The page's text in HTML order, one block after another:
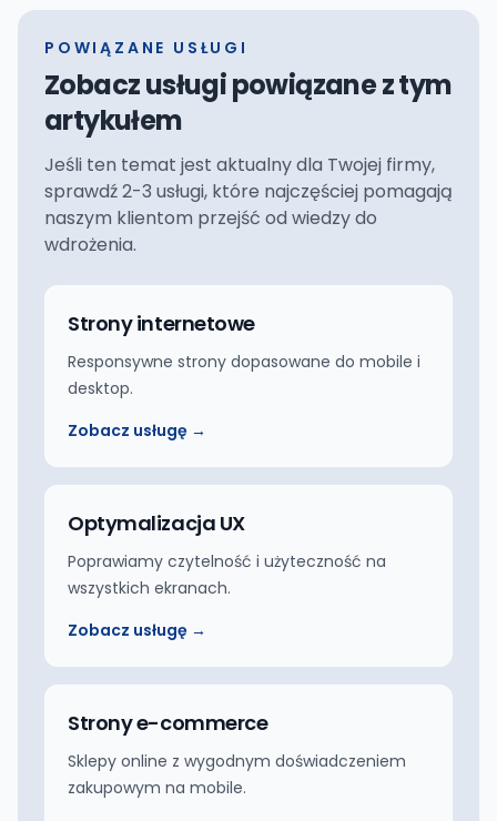
POWIĄZANE USŁUGI
Zobacz usługi powiązane z tym
artykułem
Jeśli ten temat jest aktualny dla Twojej firmy,
sprawdź 2-3 usługi, które najczęściej pomagają
naszym klientom przejść od wiedzy do
wdrożenia.
Strony internetowe
Responsywne strony dopasowane do mobile i
desktop.
Zobacz usługę →
Optymalizacja UX
Poprawiamy czytelność i użyteczność na
wszystkich ekranach.
Zobacz usługę →
Strony e-commerce
Sklepy online z wygodnym doświadczeniem
zakupowym na mobile.